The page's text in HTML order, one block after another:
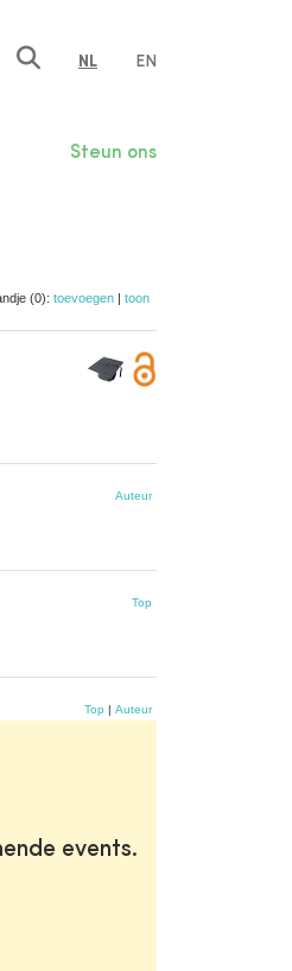
NL EN
Steun ons
(0): toevoegen | toon
Auteur
Top
Top | Auteur
events.